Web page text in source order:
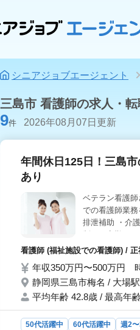
シニアジョブエージェント
三島市 看護師の求人・転
9件 2026年08月07日更新
年間休日125日！三島
あり
ベテラン看護
での看護師業
排泄補助 ・介
で無理なく働き
看護師 (福祉施設での看護師) /
年収350万円〜500万円
静岡県三島市梅名 / 大場駅
平均年齢 42.8歳 / 最高年
50代活躍中 60代活躍中 週2